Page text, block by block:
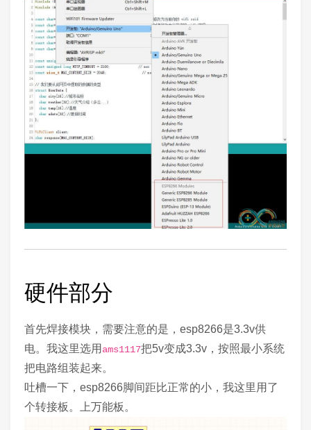
硬件部分
首先焊接模块，需要注意的是，esp8266是3.3v供
电。我这里选用 ams1117把5v变成3.3v，按照最小系统
把电路组装起来。
吐槽一下，esp8266脚间距比正常的小，我这里用了
个转接板。上万能板。